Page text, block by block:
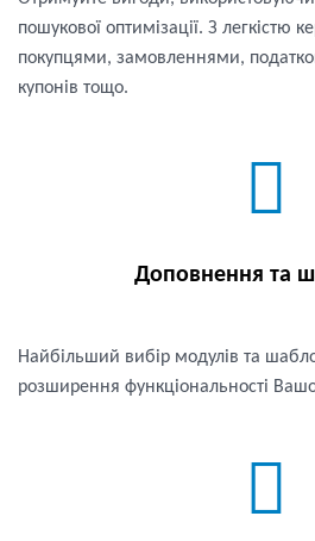
пошукової оптимізації. З легкістю
покупцями, замовленнями,
купонів тощо.
Доповнення та
Найбільший вибір модулів та
розширення функціональності